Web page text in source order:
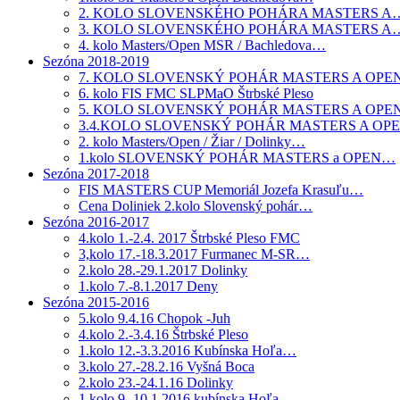
2. KOLO SLOVENSKÉHO POHÁRA MASTERS
3. KOLO SLOVENSKÉHO POHÁRA MASTERS
4. kolo Masters/Open MSR / Bachledova…
Sezóna 2018-2019
7. KOLO SLOVENSKÝ POHÁR MASTERS A
6. kolo FIS FMC SLPMaO Štrbské Pleso
5. KOLO SLOVENSKÝ POHÁR MASTERS A
3.4.KOLO SLOVENSKÝ POHÁR MASTERS A
2. kolo Masters/Open / Žiar / Dolinky…
1.kolo SLOVENSKÝ POHÁR MASTERS a OPEN…
Sezóna 2017-2018
FIS MASTERS CUP Memoriál Jozefa Krasuľu…
Cena Doliniek 2.kolo Slovenský pohár…
Sezóna 2016-2017
4.kolo 1.-2.4. 2017 Štrbské Pleso FMC
3,kolo 17.-18.3.2017 Furmanec M-SR…
2.kolo 28.-29.1.2017 Dolinky
1.kolo 7.-8.1.2017 Deny
Sezóna 2015-2016
5.kolo 9.4.16 Chopok -Juh
4.kolo 2.-3.4.16 Štrbské Pleso
1.kolo 12.-3.3.2016 Kubínska Hoľa…
3.kolo 27.-28.2.16 Vyšná Boca
2.kolo 23.-24.1.16 Dolinky